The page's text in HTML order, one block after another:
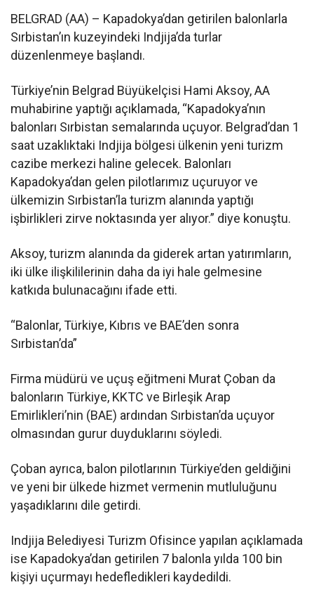
BELGRAD (AA) – Kapadokya’dan getirilen balonlarla
Sırbistan’ın kuzeyindeki Indjija’da turlar
düzenlenmeye başlandı.
Türkiye’nin Belgrad Büyükelçisi Hami Aksoy, AA
muhabirine yaptığı açıklamada, “Kapadokya’nın
balonları Sırbistan semalarında uçuyor. Belgrad’dan 1
saat uzaklıktaki Indjija bölgesi ülkenin yeni turizm
cazibe merkezi haline gelecek. Balonları
Kapadokya’dan gelen pilotlarımız uçuruyor ve
ülkemizin Sırbistan’la turizm alanında yaptığı
işbirlikleri zirve noktasında yer alıyor.” diye konuştu.
Aksoy, turizm alanında da giderek artan yatırımların,
iki ülke ilişkililerinin daha da iyi hale gelmesine
katkıda bulunacağını ifade etti.
“Balonlar, Türkiye, Kıbrıs ve BAE’den sonra
Sırbistan’da”
Firma müdürü ve uçuş eğitmeni Murat Çoban da
balonların Türkiye, KKTC ve Birleşik Arap
Emirlikleri’nin (BAE) ardından Sırbistan’da uçuyor
olmasından gurur duyduklarını söyledi.
Çoban ayrıca, balon pilotlarının Türkiye’den geldiğini
ve yeni bir ülkede hizmet vermenin mutluluğunu
yaşadıklarını dile getirdi.
Indjija Belediyesi Turizm Ofisince yapılan açıklamada
ise Kapadokya’dan getirilen 7 balonla yılda 100 bin
kişiyi uçurmayı hedefledikleri kaydedildi.